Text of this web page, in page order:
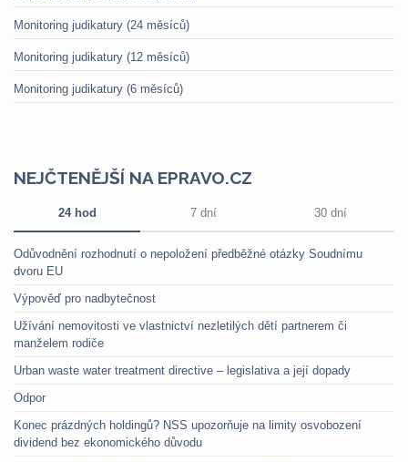
Monitoring judikatury (24 měsíců)
Monitoring judikatury (12 měsíců)
Monitoring judikatury (6 měsíců)
NEJČTENĚJŠÍ NA EPRAVO.CZ
24 hod 7 dní 30 dní
Odůvodnění rozhodnutí o nepoložení předběžné otázky Soudnímu
dvoru EU
Výpověď pro nadbytečnost
Užívání nemovitosti ve vlastnictví nezletilých dětí partnerem či
manželem rodiče
Urban waste water treatment directive – legislativa a její dopady
Odpor
Konec prázdných holdingů? NSS upozorňuje na limity osvobození
dividend bez ekonomického důvodu